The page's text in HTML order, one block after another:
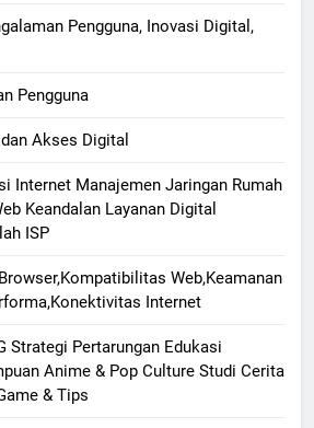
Pengguna, Inovasi Digital,
Pengguna
Akses Digital
Internet Manajemen Jaringan Rumah
Keandalan Layanan Digital
ISP
Web,Keamanan
Internet
Strategi Pertarungan Edukasi
Anime & Pop Culture Studi Cerita
& Tips